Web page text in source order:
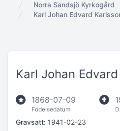
app.StartNorra Sandsjö Kyrkogård
Karl Johan Edvard
Karl Johan
1868-07-09
Födelsedatum
Gravsatt: 1941-02-23